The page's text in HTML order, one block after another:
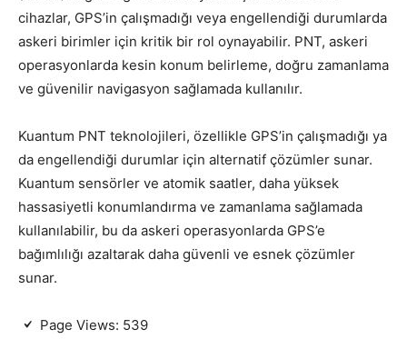
cihazlar, GPS’in çalışmadığı veya engellendiği durumlarda
askeri birimler için kritik bir rol oynayabilir. PNT, askeri
operasyonlarda kesin konum belirleme, doğru zamanlama
ve güvenilir navigasyon sağlamada kullanılır.
Kuantum PNT teknolojileri, özellikle GPS’in çalışmadığı ya
da engellendiği durumlar için alternatif çözümler sunar.
Kuantum sensörler ve atomik saatler, daha yüksek
hassasiyetli konumlandırma ve zamanlama sağlamada
kullanılabilir, bu da askeri operasyonlarda GPS’e
bağımlılığı azaltarak daha güvenli ve esnek çözümler
sunar.
Page Views: 539